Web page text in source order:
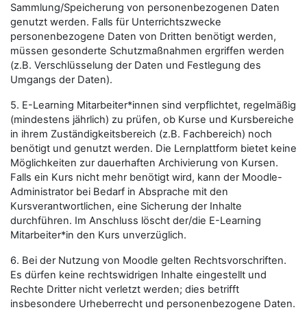
Sammlung/Speicherung von personenbezogenen Daten
genutzt werden. Falls für Unterrichtszwecke
personenbezogene Daten von Dritten benötigt werden,
müssen gesonderte Schutzmaßnahmen ergriffen werden
(z.B. Verschlüsselung der Daten und Festlegung des
Umgangs der Daten).
5. E-Learning Mitarbeiter*innen sind verpflichtet, regelmäßig
(mindestens jährlich) zu prüfen, ob Kurse und Kursbereiche
in ihrem Zuständigkeitsbereich (z.B. Fachbereich) noch
benötigt und genutzt werden. Die Lernplattform bietet keine
Möglichkeiten zur dauerhaften Archivierung von Kursen.
Falls ein Kurs nicht mehr benötigt wird, kann der Moodle-
Administrator bei Bedarf in Absprache mit den
Kursverantwortlichen, eine Sicherung der Inhalte
durchführen. Im Anschluss löscht der/die E-Learning
Mitarbeiter*in den Kurs unverzüglich.
6. Bei der Nutzung von Moodle gelten Rechtsvorschriften.
Es dürfen keine rechtswidrigen Inhalte eingestellt und
Rechte Dritter nicht verletzt werden; dies betrifft
insbesondere Urheberrecht und personenbezogene Daten.